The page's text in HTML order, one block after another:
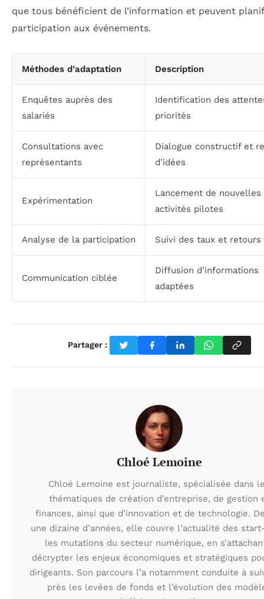
que tous bénéficient de l’information et peuvent
participation aux événements.
Méthodes d’adaptation Description
Enquêtes auprès des
salariés
Identification des
priorités
Consultations avec
représentants
Dialogue constructif et
d’idées
Expérimentation
Lancement de nouvelles
activités pilotes
Analyse de la participation Suivi des taux et retours
Communication ciblée
Diffusion d’informations
adaptées
Partager :
Chloé Lemoine
Chloé Lemoine est journaliste, spécialisée dans
thématiques de création d’entreprise, de gestion
finances, ainsi que d’innovation et de technologie.
une dizaine d’années, elle couvre l’actualité des
les mutations du secteur numérique, en
décrypter les enjeux économiques et stratégiques
dirigeants. Son parcours l’a notamment conduite à
près les levées de fonds et l’évolution des